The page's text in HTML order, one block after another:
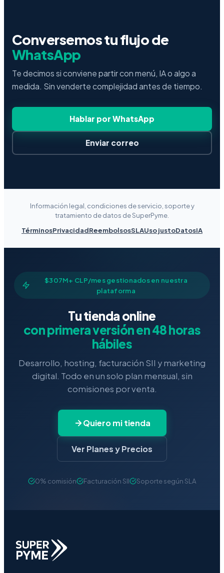
Conversemos tu flujo de
WhatsApp
Te decimos si conviene partir con menú, IA o algo a
medida. Sin venderte complejidad antes de tiempo.
Hablar por WhatsApp
Enviar correo
Información legal, condiciones de servicio, soporte y
tratamiento de datos de SuperPyme.
TérminosPrivacidadReembolsosSLAUso justoDatosIA
$307M+ CLP/mes gestionados en nuestra
plataforma
Tu tienda online
con primera versión en 48 horas
hábiles
Desarrollo, hosting, facturación SII y marketing
digital. Todo en un solo plan mensual, sin
comisiones por venta.
Quiero mi tienda
Ver Planes y Precios
0% comisión Facturación SII Soporte según SLA